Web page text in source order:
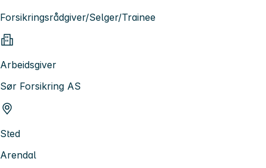
Forsikringsrådgiver/Selger/Trainee
Arbeidsgiver
Sør Forsikring AS
Sted
Arendal